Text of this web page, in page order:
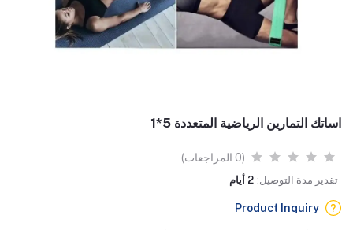
اساتك التمارين الرياضية المتعددة 5*1
(0 المراجعات)
تقدير مدة التوصيل: 2 أيام
Product Inquiry